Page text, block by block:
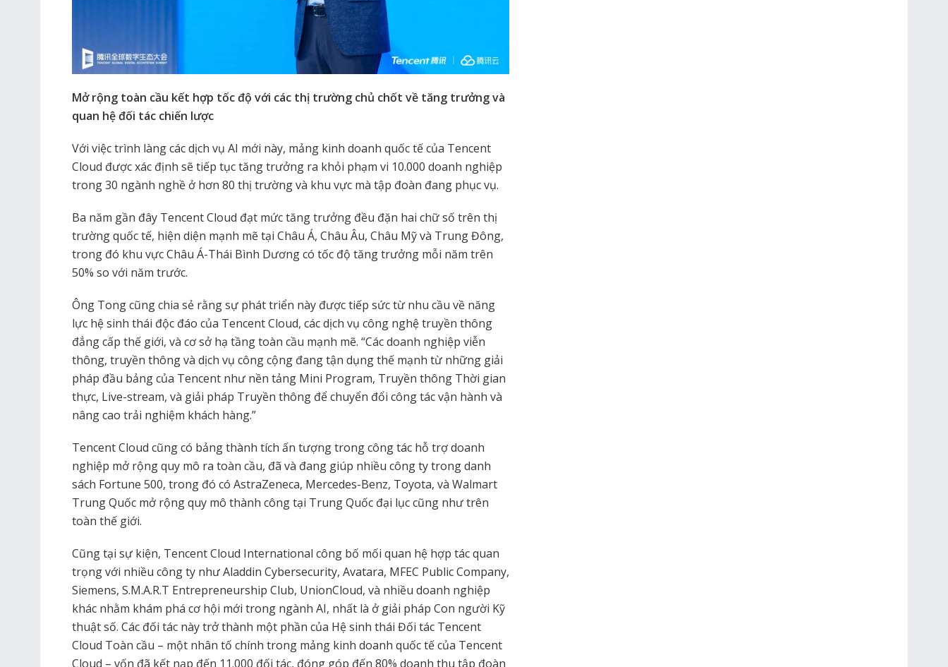
Mở rộng toàn cầu kết hợp tốc độ với các thị trường chủ chốt về tăng trưởng và
quan hệ đối tác chiến lược
Với việc trình làng các dịch vụ AI mới này, mảng kinh doanh quốc tế của Tencent
Cloud được xác định sẽ tiếp tục tăng trưởng ra khỏi phạm vi 10.000 doanh nghiệp
trong 30 ngành nghề ở hơn 80 thị trường và khu vực mà tập đoàn đang phục vụ.
Ba năm gần đây Tencent Cloud đạt mức tăng trưởng đều đặn hai chữ số trên thị
trường quốc tế, hiện diện mạnh mẽ tại Châu Á, Châu Âu, Châu Mỹ và Trung Đông,
trong đó khu vực Châu Á-Thái Bình Dương có tốc độ tăng trưởng mỗi năm trên
50% so với năm trước.
Ông Tong cũng chia sẻ rằng sự phát triển này được tiếp sức từ nhu cầu về năng
lực hệ sinh thái độc đáo của Tencent Cloud, các dịch vụ công nghệ truyền thông
đẳng cấp thế giới, và cơ sở hạ tầng toàn cầu mạnh mẽ. “Các doanh nghiệp viễn
thông, truyền thông và dịch vụ công cộng đang tận dụng thế mạnh từ những giải
pháp đầu bảng của Tencent như nền tảng Mini Program, Truyền thông Thời gian
thực, Live-stream, và giải pháp Truyền thông để chuyển đổi công tác vận hành và
nâng cao trải nghiệm khách hàng.”
Tencent Cloud cũng có bảng thành tích ấn tượng trong công tác hỗ trợ doanh
nghiệp mở rộng quy mô ra toàn cầu, đã và đang giúp nhiều công ty trong danh
sách Fortune 500, trong đó có AstraZeneca, Mercedes-Benz, Toyota, và Walmart
Trung Quốc mở rộng quy mô thành công tại Trung Quốc đại lục cũng như trên
toàn thế giới.
Cũng tại sự kiện, Tencent Cloud International công bố mối quan hệ hợp tác quan
trọng với nhiều công ty như Aladdin Cybersecurity, Avatara, MFEC Public Company,
Siemens, S.M.A.R.T Entrepreneurship Club, UnionCloud, và nhiều doanh nghiệp
khác nhằm khám phá cơ hội mới trong ngành AI, nhất là ở giải pháp Con người Kỹ
thuật số. Các đối tác này trở thành một phần của Hệ sinh thái Đối tác Tencent
Cloud Toàn cầu – một nhân tố chính trong mảng kinh doanh quốc tế của Tencent
Cloud – vốn đã kết nạp đến 11.000 đối tác, đóng góp đến 80% doanh thu tập đoàn